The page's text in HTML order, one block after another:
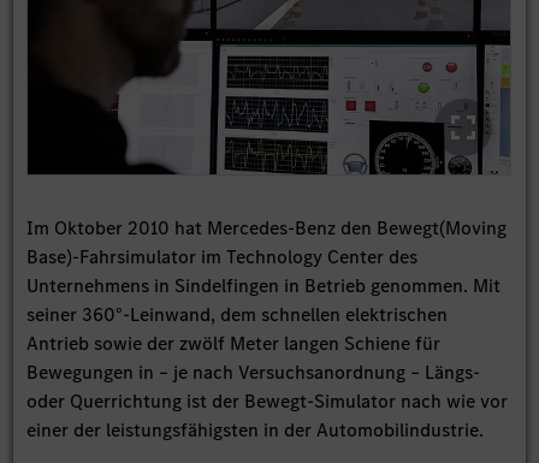
Im Oktober 2010 hat Mercedes-Benz den Bewegt(Moving
Base)-Fahrsimulator im Technology Center des
Unternehmens in Sindelfingen in Betrieb genommen. Mit
seiner 360°-Leinwand, dem schnellen elektrischen
Antrieb sowie der zwölf Meter langen Schiene für
Bewegungen in – je nach Versuchsanordnung – Längs-
oder Querrichtung ist der Bewegt-Simulator nach wie vor
einer der leistungsfähigsten in der Automobilindustrie.